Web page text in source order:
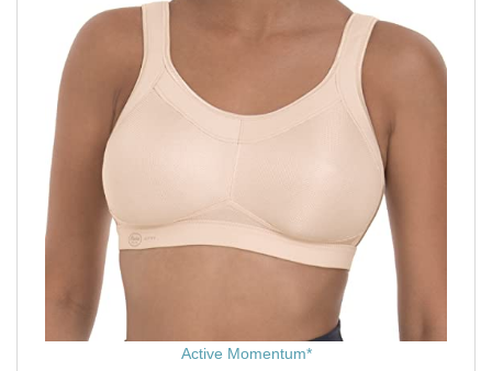
Active Momentum